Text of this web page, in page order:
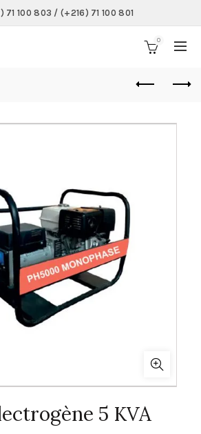
71 100 803 / (+216) 71 100 801
0
5 KVA